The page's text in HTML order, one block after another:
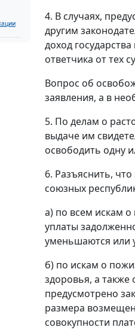
4. В случаях,
другим
доход
ответчика от тех
Вопрос об
заявления, а в
5. По делам о
выдаче им
освободить одну
6. Разъяснить,
союзных
а) по всем искам
уплаты
уменьшаются или
б) по искам о
здоровья, а также
предусмотрено
размера
совокупности